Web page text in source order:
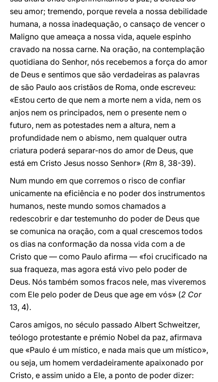
seu amor; tremendo, porque revela a nossa debilidade
humana, a nossa inadequação, o cansaço de vencer o
Maligno que ameaça a nossa vida, aquele espinho
cravado na nossa carne. Na oração, na contemplação
quotidiana do Senhor, nós recebemos a força do amor
de Deus e sentimos que são verdadeiras as palavras
de são Paulo aos cristãos de Roma, onde escreveu:
«Estou certo de que nem a morte nem a vida, nem os
anjos nem os principados, nem o presente nem o
futuro, nem as potestades nem a altura, nem a
profundidade nem o abismo, nem qualquer outra
criatura poderá separar-nos do amor de Deus, que
está em Cristo Jesus nosso Senhor» (Rm 8, 38-39).
Num mundo em que corremos o risco de confiar
unicamente na eficiência e no poder dos instrumentos
humanos, neste mundo somos chamados a
redescobrir e dar testemunho do poder de Deus que
se comunica na oração, com a qual crescemos todos
os dias na conformação da nossa vida com a de
Cristo que — como Paulo afirma — «foi crucificado na
sua fraqueza, mas agora está vivo pelo poder de
Deus. Nós também somos fracos nele, mas viveremos
com Ele pelo poder de Deus que age em vós» (2 Cor
13, 4).
Caros amigos, no século passado Albert Schweitzer,
teólogo protestante e prémio Nobel da paz, afirmava
que «Paulo é um místico, e nada mais que um místico»,
ou seja, um homem verdadeiramente apaixonado por
Cristo, e assim unido a Ele, a ponto de poder dizer: